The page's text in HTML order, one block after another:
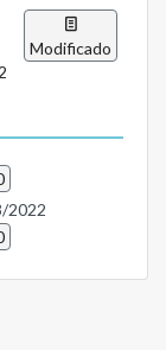
Modificado
2022